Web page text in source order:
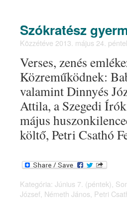
Szókratész
Közzétéve 2013. május 24.
Verses, zenés
Közreműködnek:
valamint Dinnyés
Attila, a Szegedi
május
költő, Petri Csathó
Kategória: Június 7. (péntek),
József, Németh János, Petri